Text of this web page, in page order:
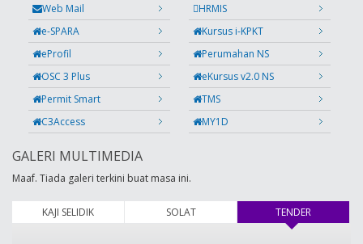
Web Mail
HRMIS
e-SPARA
Kursus i-KPKT
eProfil
Perumahan NS
OSC 3 Plus
eKursus v2.0 NS
Permit Smart
TMS
C3Access
MY1D
GALERI MULTIMEDIA
Maaf. Tiada galeri terkini buat masa ini.
KAJI SELIDIK SOLAT TENDER